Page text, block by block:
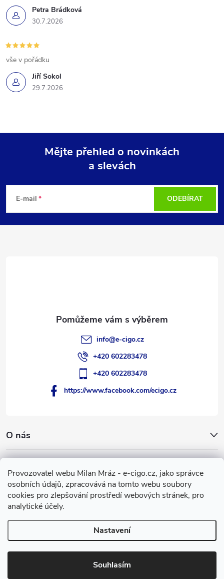
Provozovatel webu Milan Mráz - e-cigo.cz, jako správce
osobních údajů, zpracovává na tomto webu soubory
cookies pro zlepšování prostředí webových stránek, pro
analytické účely.
Nastavení
Souhlasím
Petra Brádková
30.7.2026
Jiří Sokol
29.7.2026
vše v pořádku
p
Mějte přehled o novinkách
a slevách
E-mail ODEBÍRAT
O nás
Facebook
info@e-cigo.cz
+420 602283478
+420 602283478
https://www.facebook.com/ecigo.cz
Vytvořil Shoptet
Copyright 2007-2026e-cigo.cz. Všechna práva vyhrazena.